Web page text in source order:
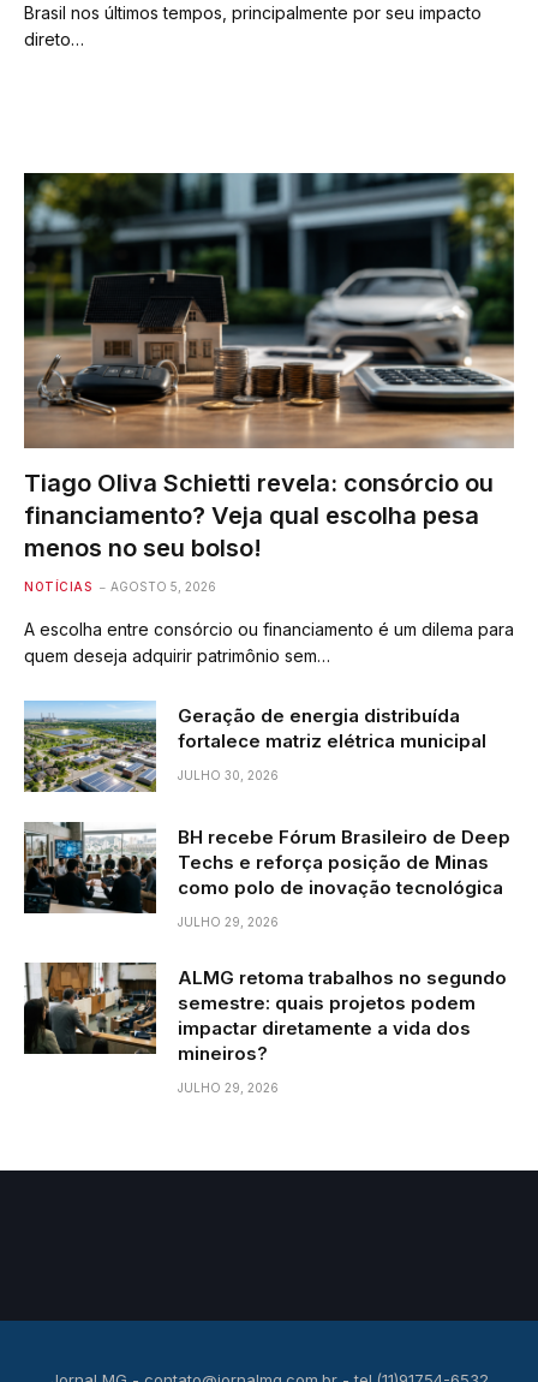
Brasil nos últimos tempos, principalmente por seu impacto
direto…
Tiago Oliva Schietti revela: consórcio ou
financiamento? Veja qual escolha pesa
menos no seu bolso!
NOTÍCIAS AGOSTO 5, 2026
A escolha entre consórcio ou financiamento é um dilema para
quem deseja adquirir patrimônio sem…
Geração de energia distribuída
fortalece matriz elétrica municipal
JULHO 30, 2026
BH recebe Fórum Brasileiro de Deep
Techs e reforça posição de Minas
como polo de inovação tecnológica
JULHO 29, 2026
ALMG retoma trabalhos no segundo
semestre: quais projetos podem
impactar diretamente a vida dos
mineiros?
JULHO 29, 2026